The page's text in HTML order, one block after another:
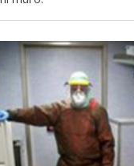
Francisco G. Navarro